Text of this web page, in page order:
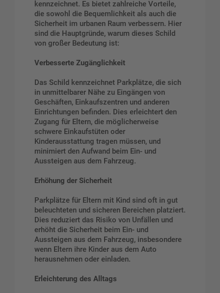
kennzeichnet. Es bietet zahlreiche Vorteile,
die sowohl die Bequemlichkeit als auch die
Sicherheit im urbanen Raum verbessern. Hier
sind die Hauptgründe, warum dieses Schild
von großer Bedeutung ist:
Verbesserte Zugänglichkeit
Das Schild kennzeichnet Parkplätze, die sich
in unmittelbarer Nähe zu Eingängen von
Geschäften, Einkaufszentren und anderen
Einrichtungen befinden. Dies erleichtert den
Zugang für Eltern, die möglicherweise
schwere Einkaufstüten oder
Kinderausstattung tragen müssen, und
minimiert den Aufwand beim Ein- und
Aussteigen aus dem Fahrzeug.
Erhöhung der Sicherheit
Parkplätze für Eltern mit Kind sind oft in gut
beleuchteten und sicheren Bereichen platziert.
Dies reduziert das Risiko von Unfällen und
erhöht die Sicherheit beim Ein- und
Aussteigen aus dem Fahrzeug, insbesondere
wenn Eltern ihre Kinder aus dem Auto
herausnehmen oder einladen.
Erleichterung des Alltags